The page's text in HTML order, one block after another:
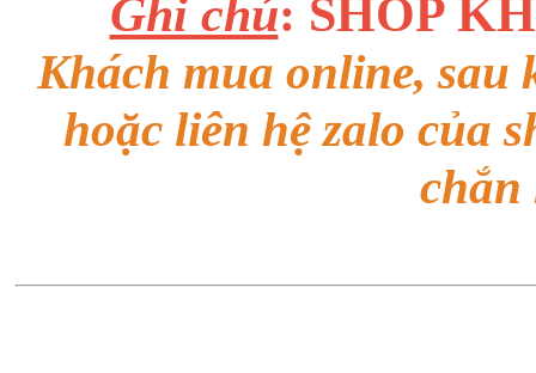
Ghi chú: SHOP
Khách mua online,
hoặc liên hệ zalo của
chắn